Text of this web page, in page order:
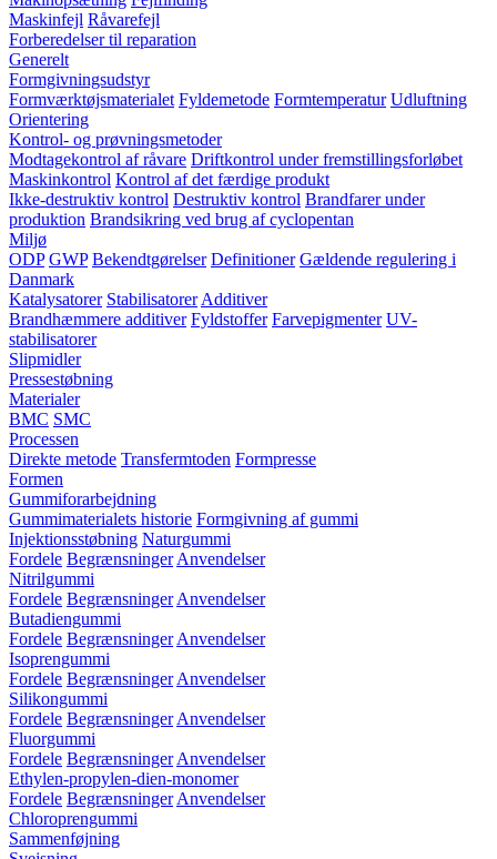
Maskinfejl Råvarefejl
Forberedelser til reparation
Generelt
Formgivningsudstyr
Formværktøjsmaterialet Fyldemetode Formtemperatur Udluftning
Orientering
Kontrol- og prøvningsmetoder
Modtagekontrol af råvare Driftkontrol under fremstillingsforløbet
Maskinkontrol Kontrol af det færdige produkt
Ikke-destruktiv kontrol Destruktiv kontrol Brandfarer under
produktion Brandsikring ved brug af cyclopentan
Miljø
ODP GWP Bekendtgørelser Definitioner Gældende regulering i
Danmark
Katalysatorer Stabilisatorer Additiver
Brandhæmmere additiver Fyldstoffer Farvepigmenter UV-
stabilisatorer
Slipmidler
Pressestøbning
Materialer
BMC SMC
Processen
Direkte metode Transfermtoden Formpresse
Formen
Gummiforarbejdning
Gummimaterialets historie Formgivning af gummi
Injektionsstøbning Naturgummi
Fordele Begrænsninger Anvendelser
Nitrilgummi
Fordele Begrænsninger Anvendelser
Butadiengummi
Fordele Begrænsninger Anvendelser
Isoprengummi
Fordele Begrænsninger Anvendelser
Silikongummi
Fordele Begrænsninger Anvendelser
Fluorgummi
Fordele Begrænsninger Anvendelser
Ethylen-propylen-dien-monomer
Fordele Begrænsninger Anvendelser
Chloroprengummi
Sammenføjning